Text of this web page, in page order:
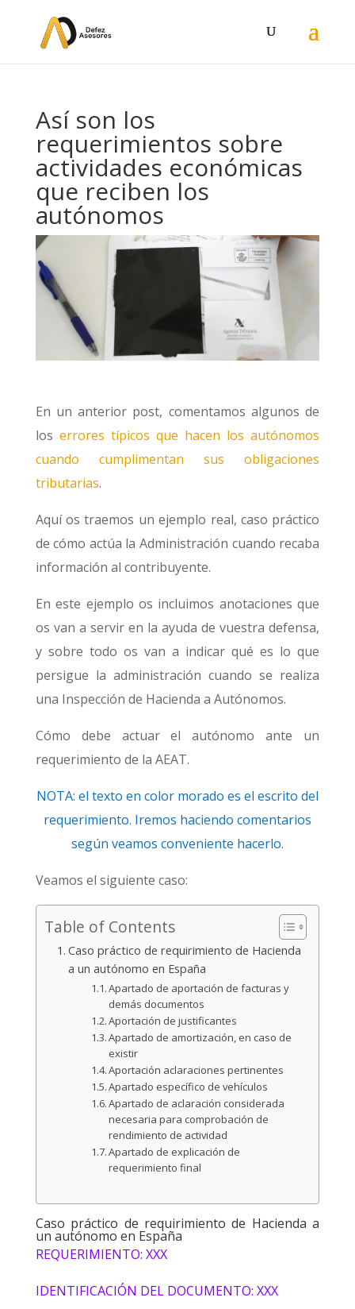
Así son los
requerimientos sobre
actividades económicas
que reciben los
autónomos
En un anterior post, comentamos algunos de
los errores típicos que hacen los autónomos
cuando cumplimentan sus obligaciones
tributarias.
Aquí os traemos un ejemplo real, caso práctico
de cómo actúa la Administración cuando recaba
información al contribuyente.
En este ejemplo os incluimos anotaciones que
os van a servir en la ayuda de vuestra defensa,
y sobre todo os van a indicar qué es lo que
persigue la administración cuando se realiza
una Inspección de Hacienda a Autónomos.
Cómo debe actuar el autónomo ante un
requerimiento de la AEAT.
NOTA: el texto en color morado es el escrito del
requerimiento. Iremos haciendo comentarios
según veamos conveniente hacerlo.
Veamos el siguiente caso:
Table of Contents
Caso práctico de requirimiento de Hacienda
a un autónomo en España
Apartado de aportación de facturas y
demás documentos
Aportación de justificantes
Apartado de amortización, en caso de
existir
Aportación aclaraciones pertinentes
Apartado específico de vehículos
Apartado de aclaración considerada
necesaria para comprobación de
rendimiento de actividad
Apartado de explicación de
requerimiento final
Caso práctico de requirimiento de Hacienda a
un autónomo en España
REQUERIMIENTO: XXX
IDENTIFICACIÓN DEL DOCUMENTO: XXX